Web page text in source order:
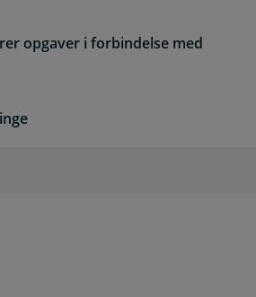
opgaver i forbindelse med